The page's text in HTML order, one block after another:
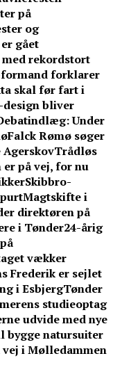
på
og
gået
rekordstort
formand forklarer
skal før fart i
design bliver
Under
Falck Rømø søger
Trådløs
på vej, for nu
Skibbro-
Magtskifte i
direktøren på
i Tønder24-årig
vækker
Frederik er sejlet
i EsbjergTønder
studieoptag
udvide med nye
bygge natursuiter
i Mølledammen